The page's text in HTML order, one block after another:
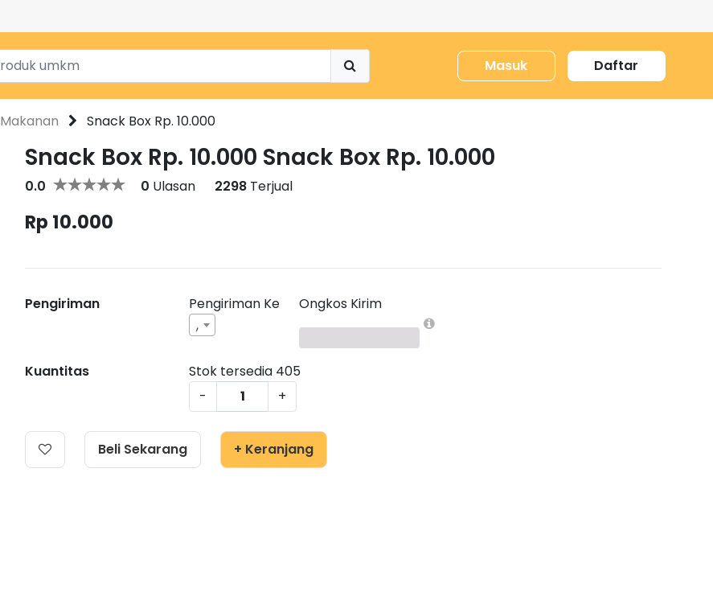
Masuk Daftar
Makanan Snack Box Rp. 10.000
Snack Box Rp. 10.000 Snack Box Rp. 10.000
0.0 0 Ulasan 2298 Terjual
Rp 10.000
Pengiriman
Pengiriman Ke
,
Ongkos Kirim
Kuantitas Stok tersedia 405
-
+
Beli Sekarang + Keranjang